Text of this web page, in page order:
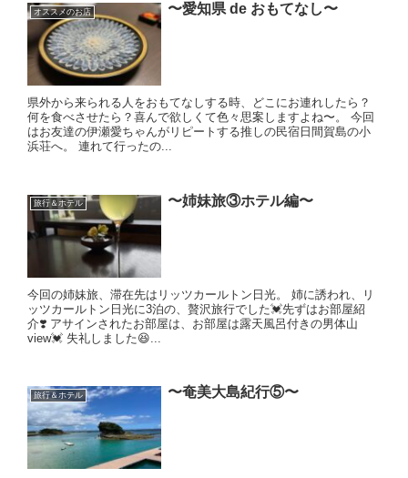
オススメのお店 〜愛知県 de おもてなし〜
県外から来られる人をおもてなしする時、どこにお連れしたら？
何を食べさせたら？喜んで欲しくて色々思案しますよね〜。 今回
はお友達の伊瀬愛ちゃんがリピートする推しの民宿日間賀島の小
浜荘へ。 連れて行ったの...
旅行＆ホテル 〜姉妹旅③ホテル編〜
今回の姉妹旅、滞在先はリッツカールトン日光。 姉に誘われ、リ
ッツカールトン日光に3泊の、贅沢旅行でした💓先ずはお部屋紹
介❣️ アサインされたお部屋は、お部屋は露天風呂付きの男体山
view💓 失礼しました😆...
旅行＆ホテル 〜奄美大島紀行⑤〜